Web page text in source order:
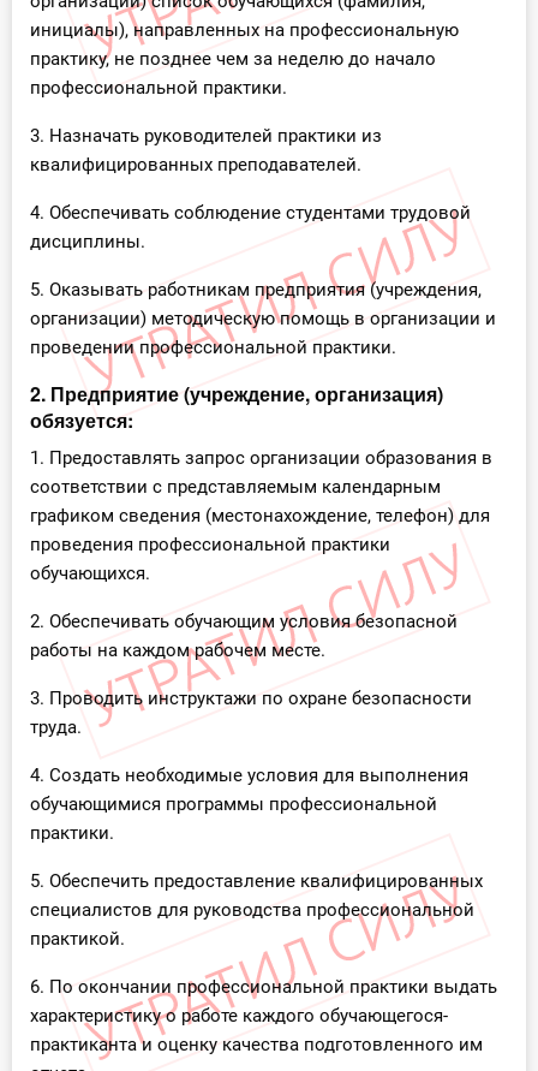
инициалы), направленных на профессиональную
практику, не позднее чем за неделю до начало
профессиональной практики.
3. Назначать руководителей практики из
квалифицированных преподавателей.
4. Обеспечивать соблюдение студентами трудовой
дисциплины.
5. Оказывать работникам предприятия (учреждения,
организации) методическую помощь в организации и
проведении профессиональной практики.
2. Предприятие (учреждение, организация)
обязуется:
1. Предоставлять запрос организации образования в
соответствии с представляемым календарным
графиком сведения (местонахождение, телефон) для
проведения профессиональной практики
обучающихся.
2. Обеспечивать обучающим условия безопасной
работы на каждом рабочем месте.
3. Проводить инструктажи по охране безопасности
труда.
4. Создать необходимые условия для выполнения
обучающимися программы профессиональной
практики.
5. Обеспечить предоставление квалифицированных
специалистов для руководства профессиональной
практикой.
6. По окончании профессиональной практики выдать
характеристику о работе каждого обучающегося-
практиканта и оценку качества подготовленного им